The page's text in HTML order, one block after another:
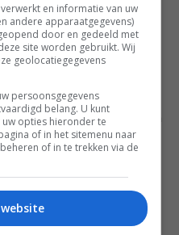
ei en paneermeel klaar.
deze met je handen
Haal deze vervolgens
het paneermeel.
de olie om in te frituren
aantal kroketten
in de olie zakken en
bruin. Laat vervolgens
en dan zijn ze
en informatie van uw
andere apparaatgegevens)
door en gedeeld met
site worden gebruikt. Wij
geolocatiegegevens
persoonsgegevens
belang. U kunt
opties hieronder te
of in het sitemenu naar
of in te trekken via de